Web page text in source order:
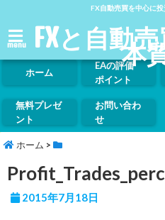
FX自動売買を中心に投
menu FXと自動
本
ホーム
EAの評価
ポイント
無料プレゼ
ント
お問い合わ
せ
ホーム >
2015年7月18日